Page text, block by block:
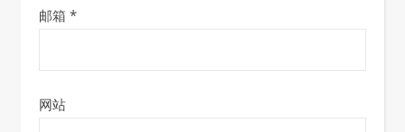
邮箱 *
网站